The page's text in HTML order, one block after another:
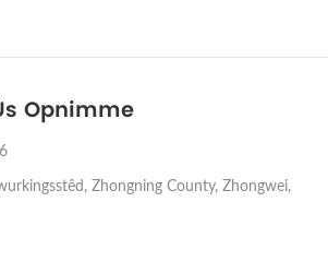
Opnimme
Zhongning County, Zhongwei,